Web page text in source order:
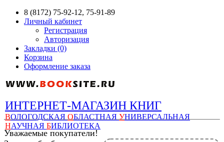
8 (8172) 75-92-12, 75-91-89
Личный кабинет
Регистрация
Авторизация
Закладки (0)
Корзина
Оформление заказа
ИНТЕРНЕТ-МАГАЗИН КНИГ
ВОЛОГОДСКАЯ ОБЛАСТНАЯ УНИВЕРСАЛЬНАЯ
НАУЧНАЯ БИБЛИОТЕКА
Уважаемые покупатели!